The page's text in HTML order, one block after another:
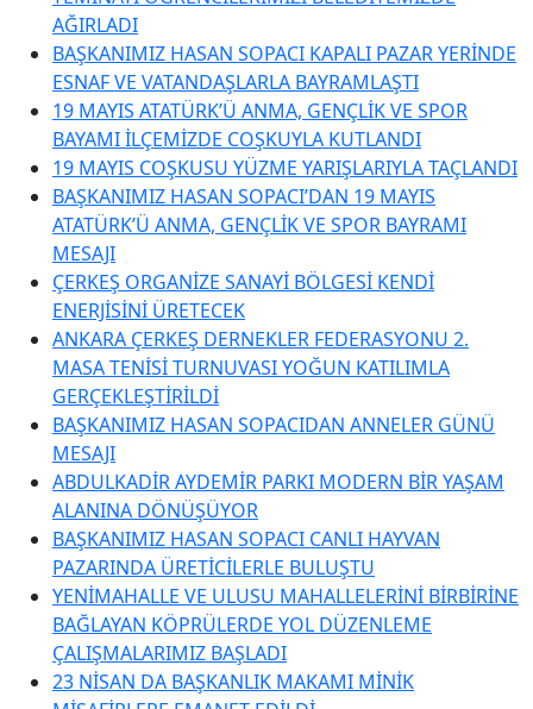
AĞIRLADI
BAŞKANIMIZ HASAN SOPACI KAPALI PAZAR YERİNDE
ESNAF VE VATANDAŞLARLA BAYRAMLAŞTI
19 MAYIS ATATÜRK’Ü ANMA, GENÇLİK VE SPOR
BAYAMI İLÇEMİZDE COŞKUYLA KUTLANDI
19 MAYIS COŞKUSU YÜZME YARIŞLARIYLA TAÇLANDI
BAŞKANIMIZ HASAN SOPACI’DAN 19 MAYIS
ATATÜRK’Ü ANMA, GENÇLİK VE SPOR BAYRAMI
MESAJI
ÇERKEŞ ORGANİZE SANAYİ BÖLGESİ KENDİ
ENERJİSİNİ ÜRETECEK
ANKARA ÇERKEŞ DERNEKLER FEDERASYONU 2.
MASA TENİSİ TURNUVASI YOĞUN KATILIMLA
GERÇEKLEŞTİRİLDİ
BAŞKANIMIZ HASAN SOPACIDAN ANNELER GÜNÜ
MESAJI
ABDULKADİR AYDEMİR PARKI MODERN BİR YAŞAM
ALANINA DÖNÜŞÜYOR
BAŞKANIMIZ HASAN SOPACI CANLI HAYVAN
PAZARINDA ÜRETİCİLERLE BULUŞTU
YENİMAHALLE VE ULUSU MAHALLELERİNİ BİRBİRİNE
BAĞLAYAN KÖPRÜLERDE YOL DÜZENLEME
ÇALIŞMALARIMIZ BAŞLADI
23 NİSAN DA BAŞKANLIK MAKAMI MİNİK